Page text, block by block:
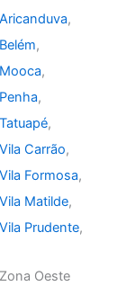
Aricanduva,
Belém,
Mooca,
Penha,
Tatuapé,
Vila Carrão,
Vila Formosa,
Vila Matilde,
Vila Prudente,
Oeste